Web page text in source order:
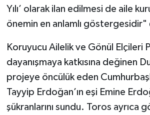
Yılı’ olarak ilan edilmesi de aile
önemin en anlamlı göstergesidir"
Koruyucu Ailelik ve Gönül Elçileri
dayanışmaya katkısına değinen
projeye öncülük eden
Tayyip Erdoğan’ın eşi Emine
şükranlarını sundu. Toros ayrıca